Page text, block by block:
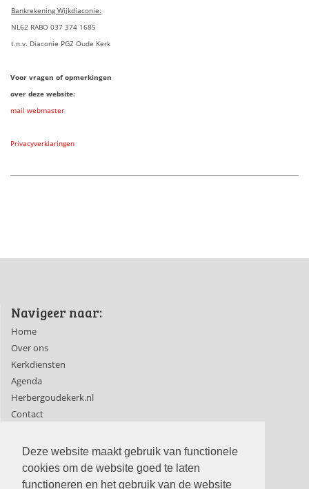
Deze website maakt gebruik van functionele
cookies om de website goed te laten
functioneren en het gebruik van de website
Bankrekening Wijkdiaconie:
NL62 RABO 037 374 1685
t.n.v. Diaconie PGZ Oude Kerk
Voor vragen of opmerkingen
over deze website:
mail webmaster
Privacyverklaringen
Navigeer naar:
Home
Over ons
Kerkdiensten
Agenda
Herbergoudekerk.nl
Contact